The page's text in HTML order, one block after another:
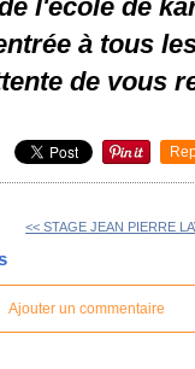
l'école de
à tous
de vous
<< STAGE JEAN PIERRE
Ajouter un commentaire